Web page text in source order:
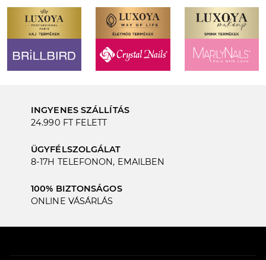
INGYENES SZÁLLÍTÁS
24.990 FT FELETT
ÜGYFÉLSZOLGÁLAT
8-17H TELEFONON, EMAILBEN
100% BIZTONSÁGOS
ONLINE VÁSÁRLÁS